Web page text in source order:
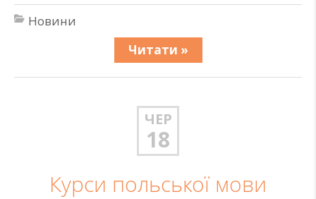
Новини
Читати »
ЧЕР
18
Курси польської мови